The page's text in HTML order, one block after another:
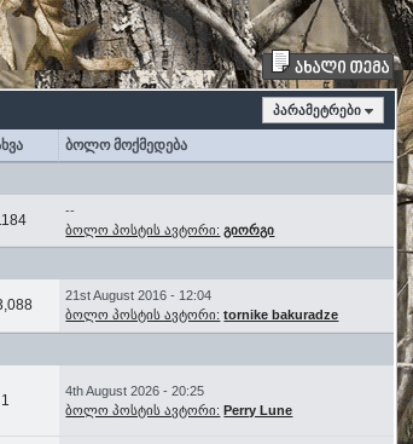
პარამეტრები
ბოლო მოქმედება
--
ბოლო პოსტის ავტორი: გიორგი
21st August 2016 - 12:04
ბოლო პოსტის ავტორი: tornike bakuradze
1
4th August 2026 - 20:25
ბოლო პოსტის ავტორი: Perry Lune